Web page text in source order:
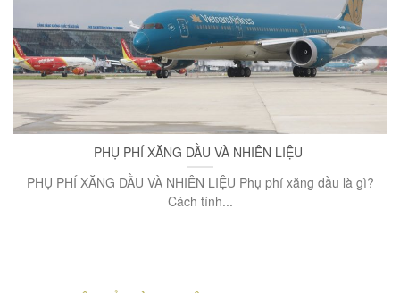
PHỤ PHÍ XĂNG DẦU VÀ NHIÊN LIỆU
PHỤ PHÍ XĂNG DẦU VÀ NHIÊN LIỆU Phụ phí xăng dầu là gì?
Cách tính...